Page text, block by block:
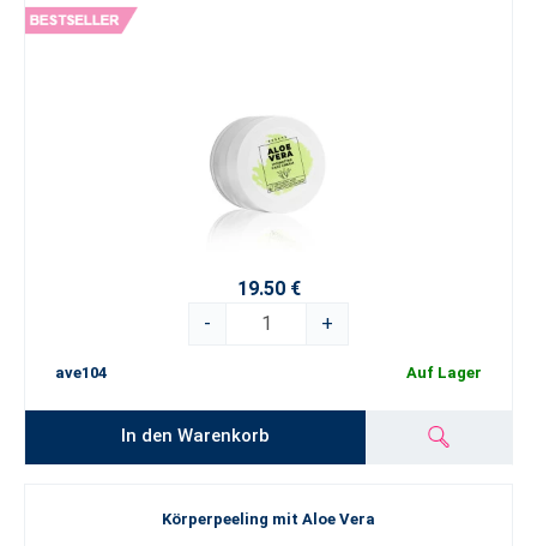
19.50 €
-
+
ave104 Auf Lager
In den Warenkorb
Körperpeeling mit Aloe Vera